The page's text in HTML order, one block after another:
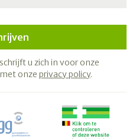
u zich in voor onze
onze privacy policy.